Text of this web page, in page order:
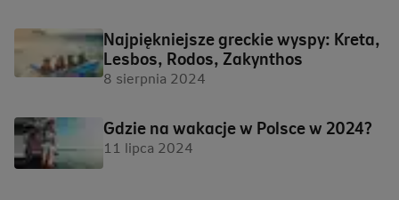
Najpiękniejsze greckie wyspy: Kreta,
Lesbos, Rodos, Zakynthos
8 sierpnia 2024
Gdzie na wakacje w Polsce w 2024?
11 lipca 2024